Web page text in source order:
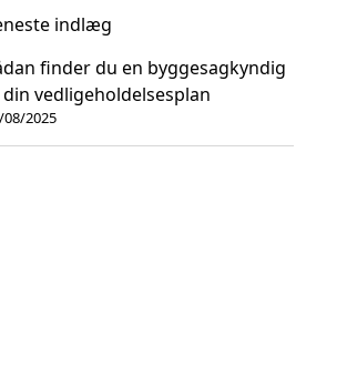
indlæg
finder du en byggesagkyndig
vedligeholdelsesplan
08/2025